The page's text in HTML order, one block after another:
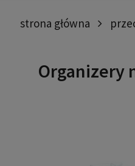
strona główna
Organizery